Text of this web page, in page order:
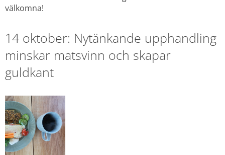
välkomna!
14 oktober: Nytänkande upphandling
minskar matsvinn och skapar
guldkant